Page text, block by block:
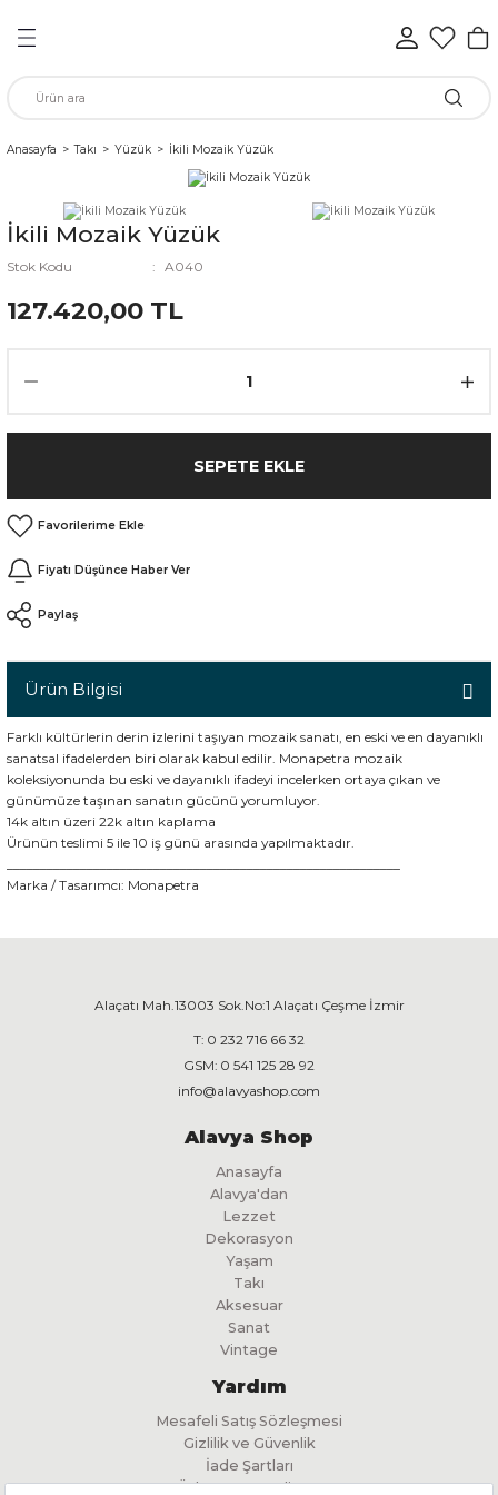
Anasayfa Takı Yüzük İkili Mozaik Yüzük
İkili Mozaik Yüzük
Stok Kodu A040
127.420,00 TL
SEPETE EKLE
Fiyatı Düşünce Haber Ver
Paylaş
Ürün Bilgisi
Farklı kültürlerin derin izlerini taşıyan mozaik sanatı, en eski ve en dayanıklı
sanatsal ifadelerden biri olarak kabul edilir. Monapetra mozaik
koleksiyonunda bu eski ve dayanıklı ifadeyi incelerken ortaya çıkan ve
günümüze taşınan sanatın gücünü yorumluyor.
14k altın üzeri 22k altın kaplama
Ürünün teslimi 5 ile 10 iş günü arasında yapılmaktadır.
Marka / Tasarımcı: Monapetra
Alaçatı Mah.13003 Sok.No:1 Alaçatı Çeşme İzmir
T: 0 232 716 66 32
GSM: 0 541 125 28 92
info@alavyashop.com
Alavya Shop
Anasayfa
Alavya'dan
Lezzet
Dekorasyon
Yaşam
Takı
Aksesuar
Sanat
Vintage
Yardım
Mesafeli Satış Sözleşmesi
Gizlilik ve Güvenlik
İade Şartları
Ödeme ve Teslimat